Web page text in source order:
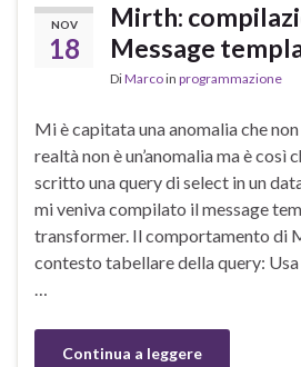
NOV
18
Mirth:
Message
DiMarcoin programmazione
Mi è capitata una anomalia che
realtà non è un’anomalia ma è così
scritto una query di select in un
mi veniva compilato il message
transformer. Il comportamento di
contesto tabellare della query:
…
Continua a leggere